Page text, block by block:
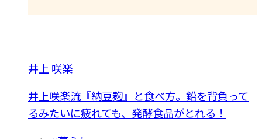
井上 咲楽
井上咲楽流『納豆麹』と食べ方。鉛を背負って
るみたいに疲れても、発酵食品がとれる！